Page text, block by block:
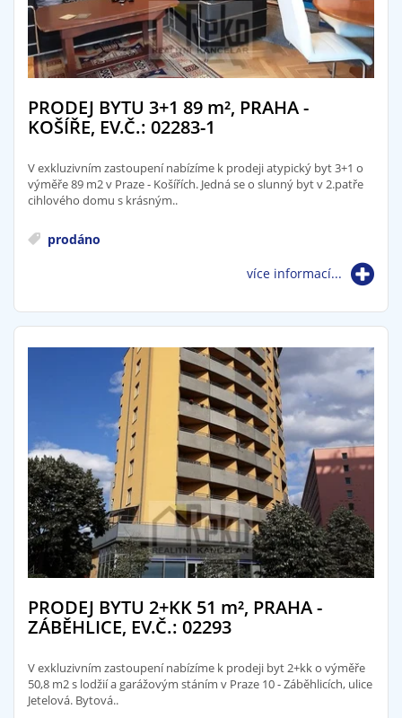
PRODEJ BYTU 3+1 89 m², PRAHA -
KOŠÍŘE, EV.Č.: 02283-1
V exkluzivním zastoupení nabízíme k prodeji atypický byt 3+1 o
výměře 89 m2 v Praze - Košířích. Jedná se o slunný byt v 2.patře
cihlového domu s krásným..
prodáno
více informací...
PRODEJ BYTU 2+KK 51 m², PRAHA -
ZÁBĚHLICE, EV.Č.: 02293
V exkluzivním zastoupení nabízíme k prodeji byt 2+kk o výměře
50,8 m2 s lodžií a garážovým stáním v Praze 10 - Záběhlicích, ulice
Jetelová. Bytová..